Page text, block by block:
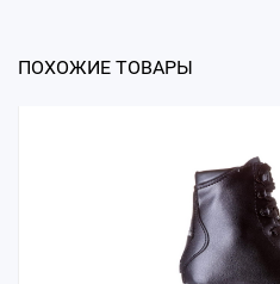
ПОХОЖИЕ ТОВАРЫ